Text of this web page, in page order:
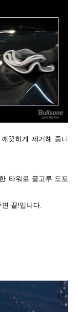
끗하게 제거해 줍니
타워로 골고루 도포
끝!입니다.